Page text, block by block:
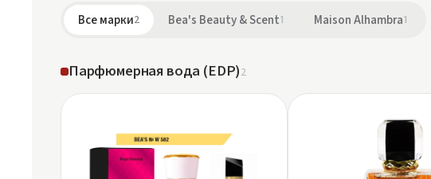
Все марки2 Bea's Beauty & Scent1 Maison Alhambra1
Парфюмерная вода (EDP)2